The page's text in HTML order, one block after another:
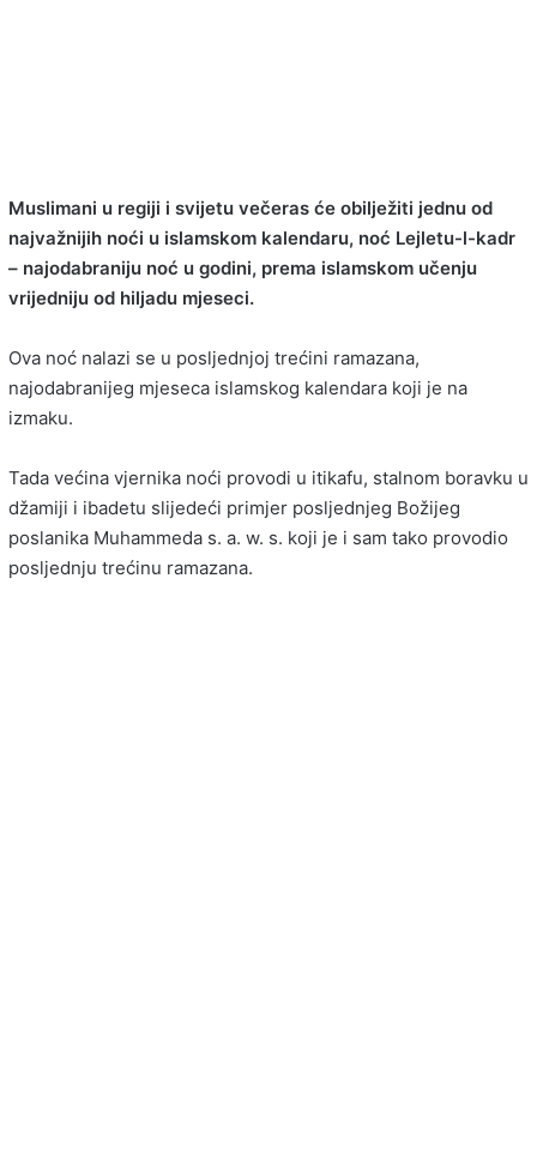
Muslimani u regiji i svijetu večeras će obilježiti jednu od
najvažnijih noći u islamskom kalendaru, noć Lejletu-l-kadr
– najodabraniju noć u godini, prema islamskom učenju
vrijedniju od hiljadu mjeseci.
Ova noć nalazi se u posljednjoj trećini ramazana,
najodabranijeg mjeseca islamskog kalendara koji je na
izmaku.
Tada većina vjernika noći provodi u itikafu, stalnom boravku u
džamiji i ibadetu slijedeći primjer posljednjeg Božijeg
poslanika Muhammeda s. a. w. s. koji je i sam tako provodio
posljednju trećinu ramazana.